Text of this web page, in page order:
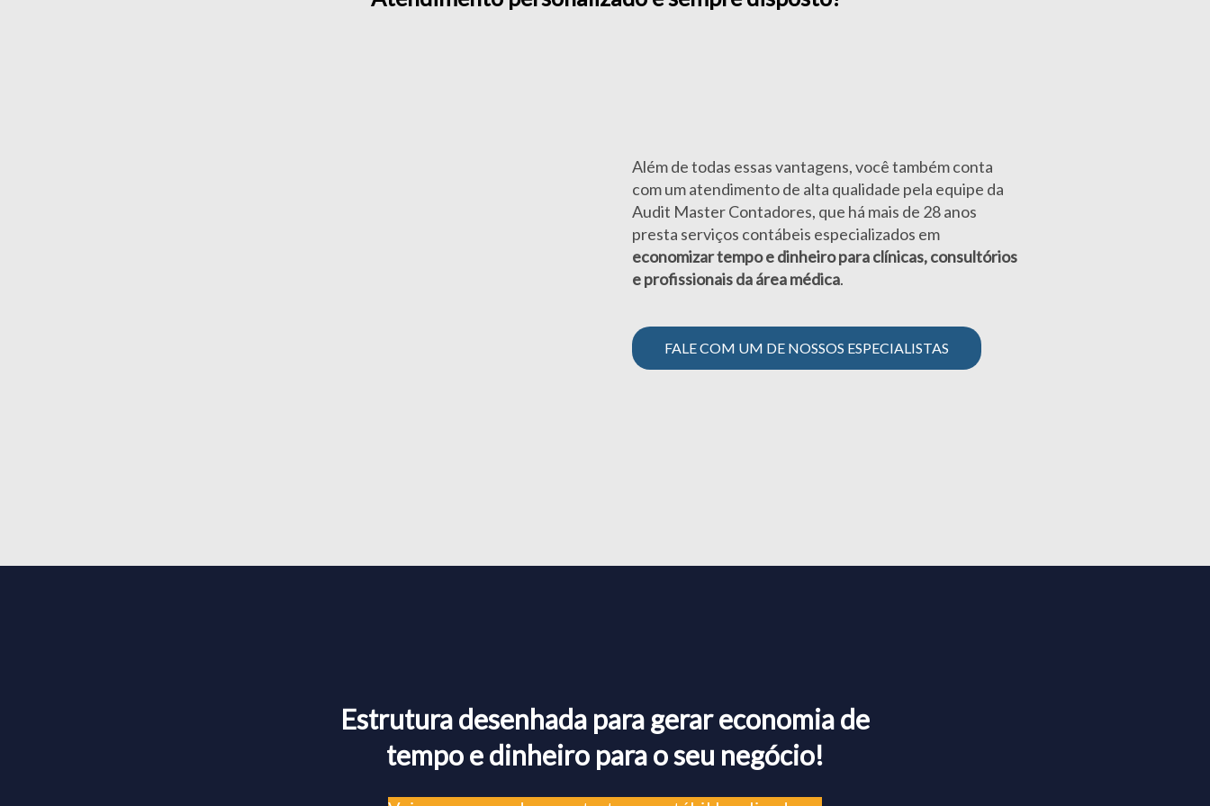
Além de todas essas vantagens, você também conta
com um atendimento de alta qualidade pela equipe da
Audit Master Contadores, que há mais de 28 anos
presta serviços contábeis especializados em
economizar tempo e dinheiro para clínicas, consultórios
e profissionais da área médica.
FALE COM UM DE NOSSOS ESPECIALISTAS
Estrutura desenhada para gerar economia de
tempo e dinheiro para o seu negócio!